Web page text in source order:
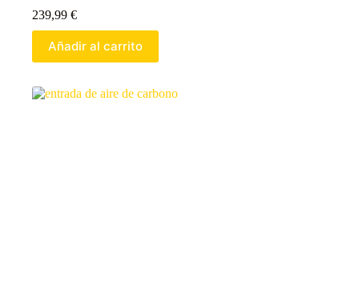
239,99 €
Añadir al carrito